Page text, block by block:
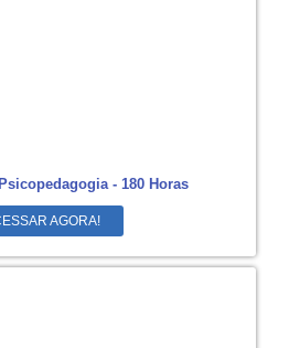
- 180 Horas
AGORA!